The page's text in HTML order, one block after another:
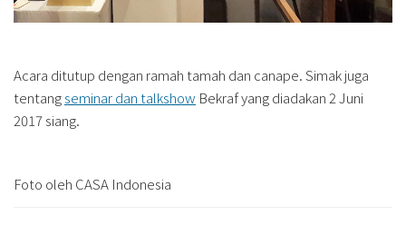
Acara ditutup dengan ramah tamah dan canape. Simak juga
tentangseminar dan talkshow Bekraf yang diadakan 2 Juni
2017 siang.
Foto oleh CASA Indonesia